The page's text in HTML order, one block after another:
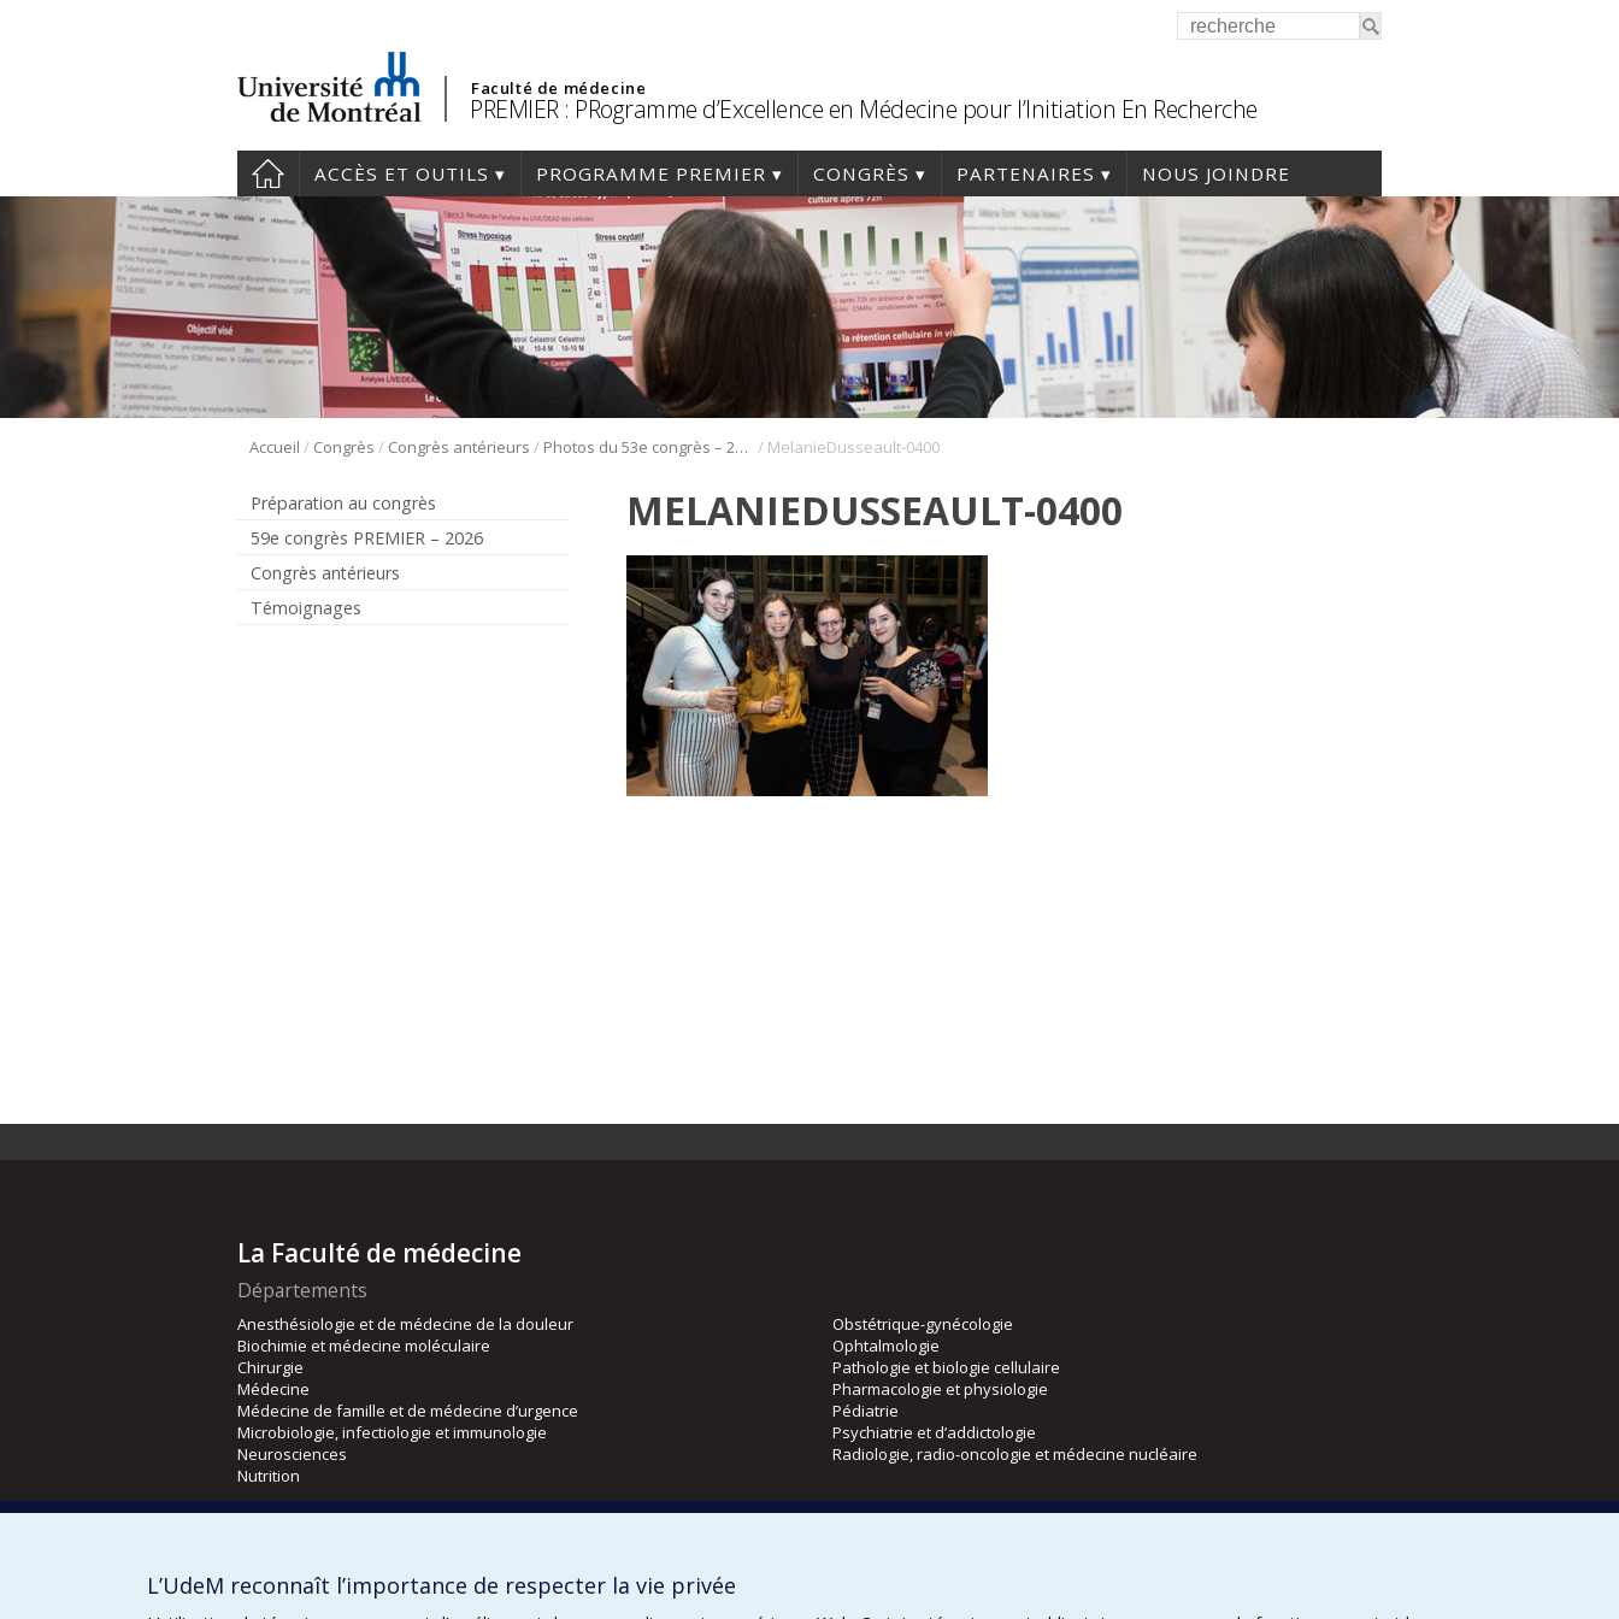
Faculté de médecine
PREMIER : PRogramme d’Excellence en Médecine pour l’Initiation En Recherche
ACCÈS ET OUTILS PROGRAMME PREMIER CONGRÈS PARTENAIRES NOUS JOINDRE
Accueil / Congrès / Congrès antérieurs / Photos du 53e congrès – 2020 / MelanieDusseault-0400
Préparation au congrès
59e congrès PREMIER – 2026
Congrès antérieurs
Témoignages
MELANIEDUSSEAULT-0400
La Faculté de médecine
Départements
Anesthésiologie et de médecine de la douleur
Biochimie et médecine moléculaire
Chirurgie
Médecine
Médecine de famille et de médecine d’urgence
Microbiologie, infectiologie et immunologie
Neurosciences
Nutrition
Obstétrique-gynécologie
Ophtalmologie
Pathologie et biologie cellulaire
Pharmacologie et physiologie
Pédiatrie
Psychiatrie et d’addictologie
Radiologie, radio-oncologie et médecine nucléaire
Orthophonie et audiologie
L’UdeM reconnaît l’importance de respecter la vie privée